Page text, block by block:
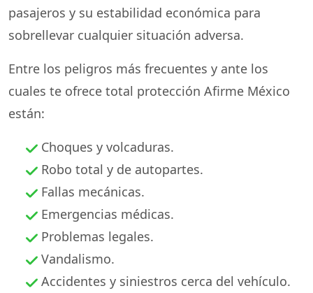
pasajeros y su estabilidad económica para
sobrellevar cualquier situación adversa.
Entre los peligros más frecuentes y ante los
cuales te ofrece total protección Afirme México
están:
Choques y volcaduras.
Robo total y de autopartes.
Fallas mecánicas.
Emergencias médicas.
Problemas legales.
Vandalismo.
Accidentes y siniestros cerca del vehículo.